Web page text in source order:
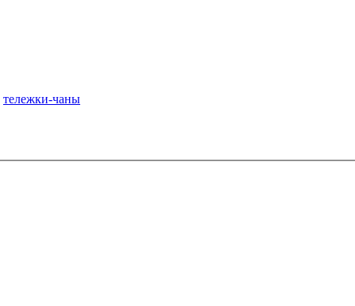
тележки-чаны